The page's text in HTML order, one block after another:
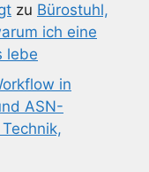
zu Bürostuhl,
ich eine
lebe
in
ASN-